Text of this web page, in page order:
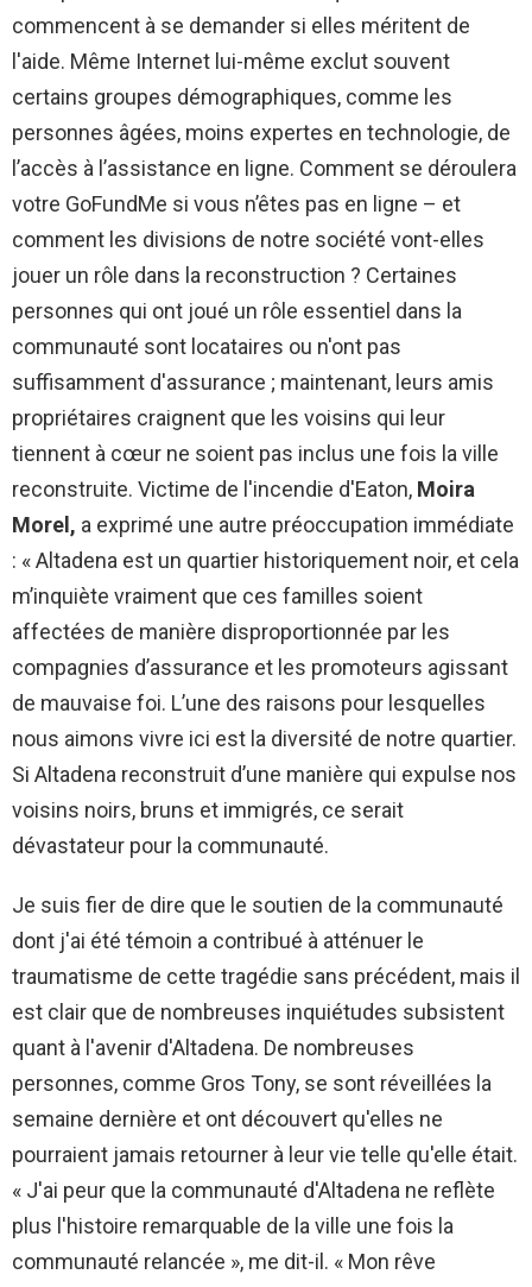
commencent à se demander si elles méritent de
l'aide. Même Internet lui-même exclut souvent
certains groupes démographiques, comme les
personnes âgées, moins expertes en technologie, de
l’accès à l’assistance en ligne. Comment se déroulera
votre GoFundMe si vous n’êtes pas en ligne – et
comment les divisions de notre société vont-elles
jouer un rôle dans la reconstruction ? Certaines
personnes qui ont joué un rôle essentiel dans la
communauté sont locataires ou n'ont pas
suffisamment d'assurance ; maintenant, leurs amis
propriétaires craignent que les voisins qui leur
tiennent à cœur ne soient pas inclus une fois la ville
reconstruite. Victime de l'incendie d'Eaton, Moira
Morel, a exprimé une autre préoccupation immédiate
: « Altadena est un quartier historiquement noir, et cela
m’inquiète vraiment que ces familles soient
affectées de manière disproportionnée par les
compagnies d’assurance et les promoteurs agissant
de mauvaise foi. L’une des raisons pour lesquelles
nous aimons vivre ici est la diversité de notre quartier.
Si Altadena reconstruit d’une manière qui expulse nos
voisins noirs, bruns et immigrés, ce serait
dévastateur pour la communauté.
Je suis fier de dire que le soutien de la communauté
dont j'ai été témoin a contribué à atténuer le
traumatisme de cette tragédie sans précédent, mais il
est clair que de nombreuses inquiétudes subsistent
quant à l'avenir d'Altadena. De nombreuses
personnes, comme Gros Tony, se sont réveillées la
semaine dernière et ont découvert qu'elles ne
pourraient jamais retourner à leur vie telle qu'elle était.
« J'ai peur que la communauté d'Altadena ne reflète
plus l'histoire remarquable de la ville une fois la
communauté relancée », me dit-il. « Mon rêve